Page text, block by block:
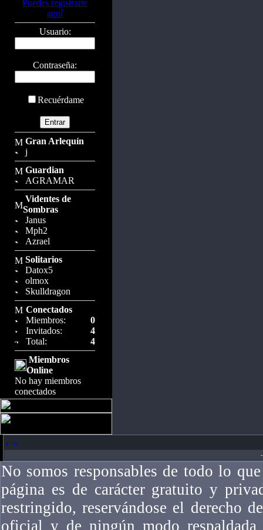
Puedes registrarte
aquí
Usuario:
Contraseña:
Recuérdame
Gran Arlequín
j
Guardian
AGRAMAR
Videntes de
Sombras
Janus
Mph2
Azrael
Solitarios
Datox5
olmox
Skulldragon
Conectados
Miembros:
0
Invitados:
4
Total:
4
Miembros
Online
No hay miembros
conectados
No somos responsables de todo lo
página es de carácter gratuito y
restringido, reservándose el derecho
oficial y de ningún modo